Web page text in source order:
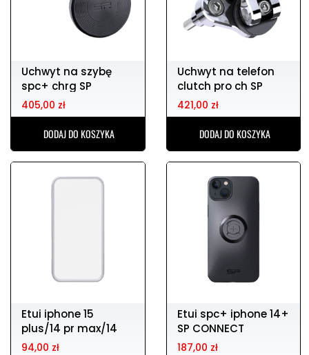
Uchwyt na szybę
spc+ chrg SP
CONNECT
405,00 zł
DODAJ DO KOSZYKA
Uchwyt na telefon
clutch pro ch SP
CONNECT
421,00 zł
DODAJ DO KOSZYKA
Etui iphone 15
plus/14 pr max/14
plus/ SP CONNECT
94,00 zł
Etui spc+ iphone 14+
SP CONNECT
187,00 zł